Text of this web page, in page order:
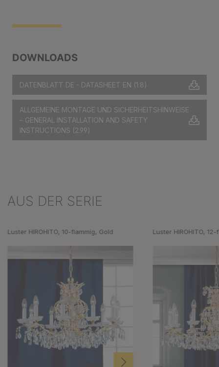
DOWNLOADS
DATENBLATT DE - DATASHEET EN (1.8)
ALLGEMEINE MONTAGE UND SICHERHEITSHINWEISE
– GENERAL INSTALLATION AND SAFETY
INSTRUCTIONS (2.99)
Produktgalerie überspringen
AUS DER SERIE
Luster HIROHITO, 10-flammig, Gold Luster HIROHITO,